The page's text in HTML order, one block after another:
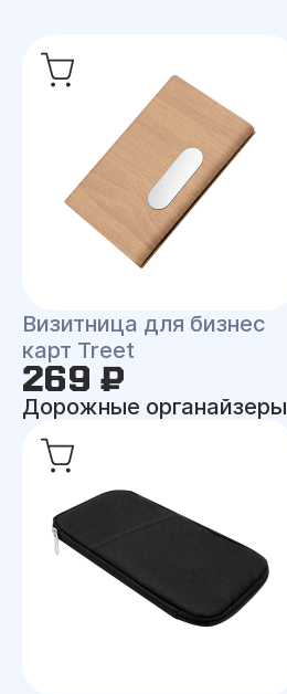
Визитница для бизнес
карт Treet
269 ₽
Дорожные органайзеры